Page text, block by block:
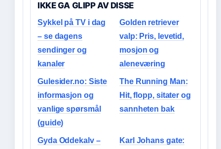
IKKE GA GLIPP AV DISSE
Sykkel på TV i dag
– se dagens
sendinger og
kanaler
Golden retriever
valp: Pris, levetid,
mosjon og
aleneværing
Gulesider.no: Siste
informasjon og
vanlige spørsmål
(guide)
The Running Man:
Hit, flopp, sitater og
sannheten bak
Gyda Oddekalv –
Karl Johans gate: